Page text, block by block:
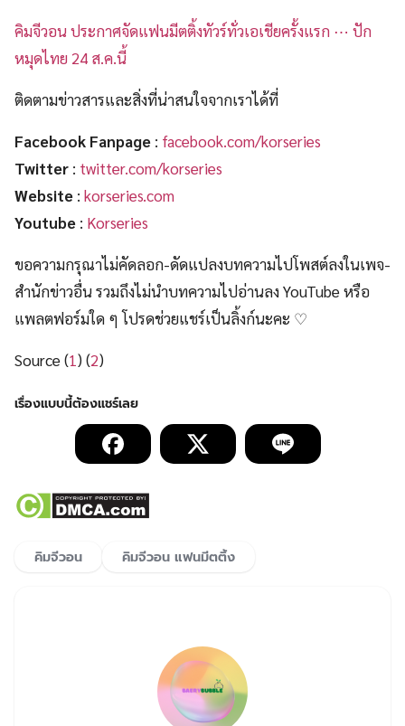
คิมจีวอน ประกาศจัดแฟนมีตติ้งทัวร์ทั่วเอเชียครั้งแรก ⋯ ปัก
หมุดไทย 24 ส.ค.นี้
ติดตามข่าวสารและสิ่งที่น่าสนใจจากเราได้ที่
Facebook Fanpage : facebook.com/korseries
Twitter : twitter.com/korseries
Website : korseries.com
Youtube : Korseries
ขอความกรุณาไม่คัดลอก-ดัดแปลงบทความไปโพสต์ลงในเพจ-
สำนักข่าวอื่น รวมถึงไม่นำบทความไปอ่านลง YouTube หรือ
แพลตฟอร์มใด ๆ โปรดช่วยแชร์เป็นลิ้งก์นะคะ ♡
Source (1) (2)
คิมจีวอน คิมจีวอน แฟนมีตติ้ง